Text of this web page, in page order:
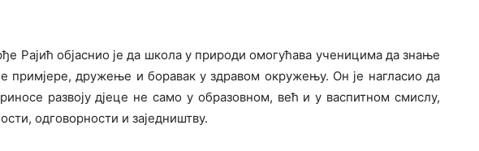
Рајић објаснио је да школа у природи омогућава ученицима да знање
примјере, дружење и боравак у здравом окружењу. Он је нагласио да
развоју дјеце не само у образовном, већ и у васпитном смислу,
одговорности и заједништву.